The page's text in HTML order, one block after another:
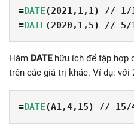
=DATE(2021,1,1) // 1/
=DATE(2020,1,5) // 5/
Hàm DATEhữu ích để tập hợp
trên các giá trị khác. Ví dụ: với
=DATE(A1,4,15) // 15/